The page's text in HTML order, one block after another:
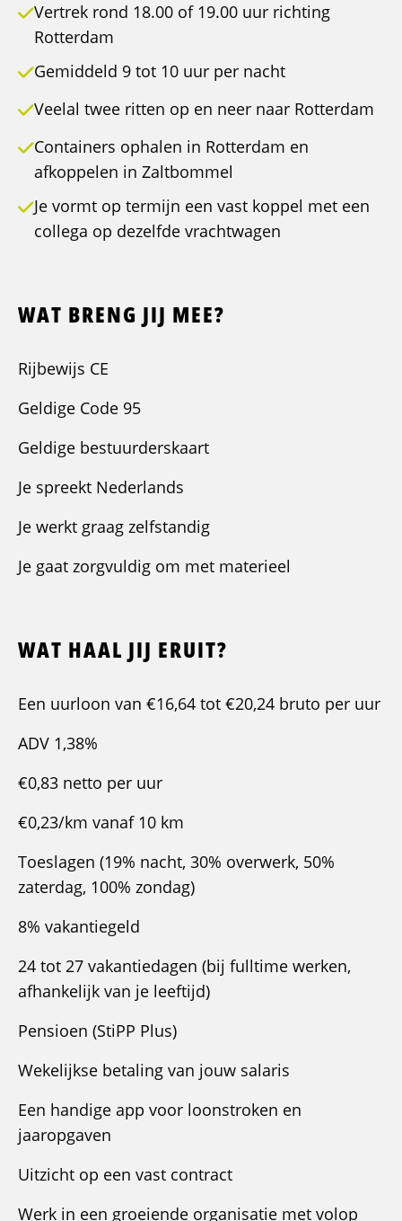
Vertrek rond 18.00 of 19.00 uur richting
Rotterdam
Gemiddeld 9 tot 10 uur per nacht
Veelal twee ritten op en neer naar Rotterdam
Containers ophalen in Rotterdam en
afkoppelen in Zaltbommel
Je vormt op termijn een vast koppel met een
collega op dezelfde vrachtwagen
WAT BRENG JIJ MEE?
Rijbewijs CE
Geldige Code 95
Geldige bestuurderskaart
Je spreekt Nederlands
Je werkt graag zelfstandig
Je gaat zorgvuldig om met materieel
WAT HAAL JIJ ERUIT?
Een uurloon van €16,64 tot €20,24 bruto per uur
ADV 1,38%
€0,83 netto per uur
€0,23/km vanaf 10 km
Toeslagen (19% nacht, 30% overwerk, 50%
zaterdag, 100% zondag)
8% vakantiegeld
24 tot 27 vakantiedagen (bij fulltime werken,
afhankelijk van je leeftijd)
Pensioen (StiPP Plus)
Wekelijkse betaling van jouw salaris
Een handige app voor loonstroken en
jaaropgaven
Uitzicht op een vast contract
Werk in een groeiende organisatie met volop